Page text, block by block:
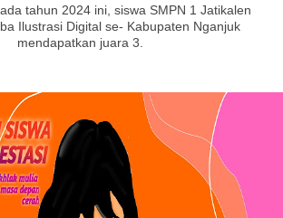
tahun 2024 ini, siswa SMPN 1 Jatikalen
Ilustrasi Digital se- Kabupaten Nganjuk
mendapatkan juara 3.